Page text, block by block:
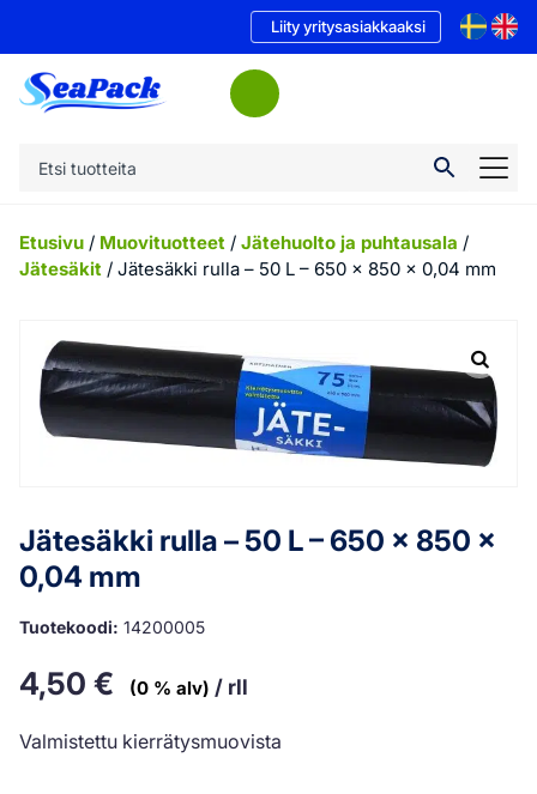
Liity yritysasiakkaaksi
Etusivu / Muovituotteet / Jätehuolto ja puhtausala /
Jätesäkit / Jätesäkki rulla – 50 L – 650 x 850 x 0,04 mm
Jätesäkki rulla – 50 L – 650 x 850 x
0,04 mm
Tuotekoodi: 14200005
4,50 € (0 % alv) / rll
Valmistettu kierrätysmuovista